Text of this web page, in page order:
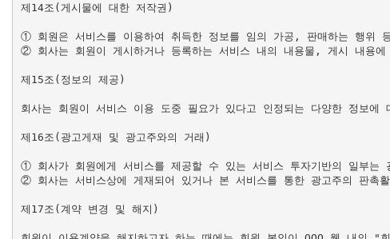
제14조(게시물에 대한 저작권)
① 회원은 서비스를 이용하여 취득한 정보를 임의 가공, 판매하는 행위
② 회사는 회원이 게시하거나 등록하는 서비스 내의 내용물, 게시 내용
제15조(정보의 제공)
회사는 회원이 서비스 이용 도중 필요가 있다고 인정되는 다양한 정보에
제16조(광고게재 및 광고주와의 거래)
① 회사가 회원에게 서비스를 제공할 수 있는 서비스 투자기반의 일부는
② 회사는 서비스상에 게재되어 있거나 본 서비스를 통한 광고주의 판촉
제17조(계약 변경 및 해지)